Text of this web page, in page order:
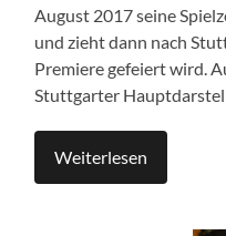
August 2017 seine
und zieht dann nach
Premiere gefeiert wird.
Stuttgarter
Weiterlesen